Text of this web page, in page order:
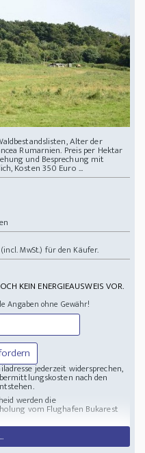
Alter der
Rumarnien. Preis per Hektar
und Besprechung mit
Kosten 350 Euro ...
MwSt.) für den Käufer.
KEIN ENERGIEAUSWEIS VOR.
Angaben ohne Gewähr!
jederzeit widersprechen,
nach den
werden die
vom Flughafen Bukarest